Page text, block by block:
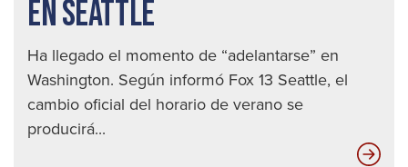
EN SEATTLE
Ha llegado el momento de “adelantarse” en
Washington. Según informó Fox 13 Seattle, el
cambio oficial del horario de verano se
producirá...
Las